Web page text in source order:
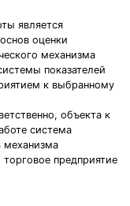
является
оценки
механизма
показателей
к выбранному
объекта к
система
механизма
предприятие